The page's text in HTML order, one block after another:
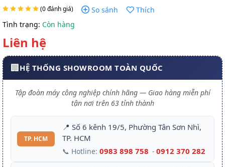
(0 đánh giá) So sánh
Thích
Tình trạng: Còn hàng
Liên hệ
🏢HỆ THỐNG SHOWROOM TOÀN QUỐC
Tập đoàn máy công nghiệp chính hãng — Giao hàng miễn phí
tận nơi trên 63 tỉnh thành
TP. HCM
📍 Số 6 kênh 19/5, Phường Tân Sơn Nhì,
TP. HCM
📞 Hotline: 0983 898 758 - 0912 370 282